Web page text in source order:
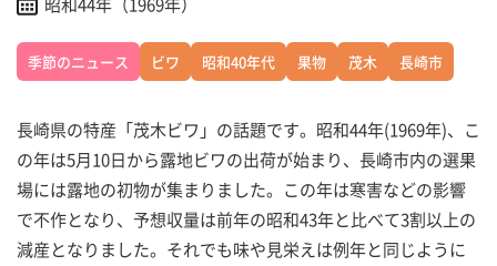
季節のニュース ビワ 昭和40年代 果物 茂木 長崎市
長崎県の特産「茂木ビワ」の話題です。昭和44年(1969年)、こ
の年は5月10日から露地ビワの出荷が始まり、長崎市内の選果
場には露地の初物が集まりました。この年は寒害などの影響
で不作となり、予想収量は前年の昭和43年と比べて3割以上の
減産となりました。それでも味や見栄えは例年と同じように